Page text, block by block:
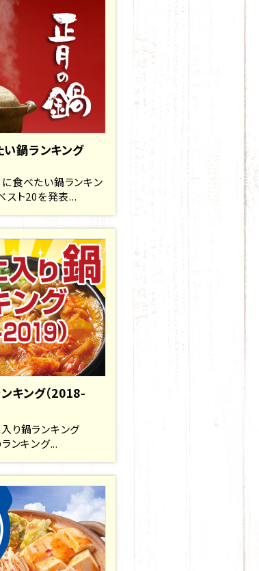
鍋ランキング
食べたい鍋ランキン
スト20を発表...
キング（2018-
り鍋ランキング
ランキング...